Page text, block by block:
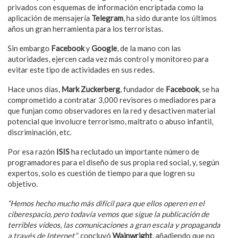
privados con esquemas de información encriptada como la
aplicación de mensajería Telegram, ha sido durante los últimos
años un gran herramienta para los terroristas.
Sin embargo FacebookyGoogle, de la mano con las
autoridades, ejercen cada vez más control y monitoreo para
evitar este tipo de actividades en sus redes.
Hace unos días, Mark Zuckerberg, fundador de Facebook, se ha
comprometido a contratar 3,000 revisores o mediadores para
que funjan como observadores en la red y desactiven material
potencial que involucre terrorismo, maltrato o abuso infantil,
discriminación, etc.
Por esa razón ISISha reclutado un importante número de
programadores para el diseño de sus propia red social, y, según
expertos, solo es cuestión de tiempo para que logren su
objetivo.
“Hemos hecho mucho más difícil para que ellos operen en el
ciberespacio, pero todavía vemos que sigue la publicación de
terribles vídeos, las comunicaciones a gran escala y propaganda
a través de Internet”, concluyó Wainwright, añadiendo que no